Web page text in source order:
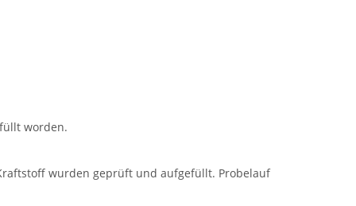
worden.
wurden geprüft und aufgefüllt. Probelauf